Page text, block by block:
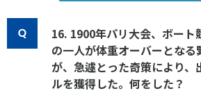
16. 1900年パリ大会、ボート
の一人が体重オーバーとなる
が、急遽とった奇策により
ルを獲得した。何をした？